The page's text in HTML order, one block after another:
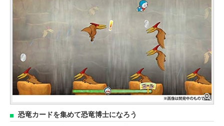
恐竜カードを集めて恐竜博士になろう